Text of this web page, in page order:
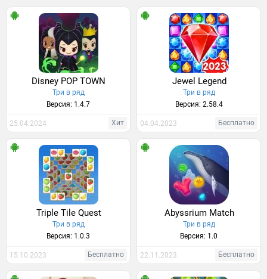
Disney POP TOWN
Три в ряд
Версия: 1.4.7
25.04.2024 Хит
Jewel Legend
Три в ряд
Версия: 2.58.4
04.04.2023 Бесплатно
Triple Tile Quest
Три в ряд
Версия: 1.0.3
15.10.2023 Бесплатно
Abyssrium Match
Три в ряд
Версия: 1.0
22.11.2023 Бесплатно